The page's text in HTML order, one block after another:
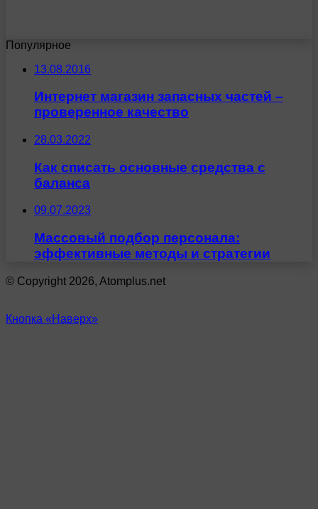
Популярное
13.08.2016
Интернет магазин запасных частей –
проверенное качество
28.03.2022
Как списать основные средства с
баланса
09.07.2023
Массовый подбор персонала:
эффективные методы и стратегии
© Copyright 2026, Atomplus.net
Кнопка «Наверх»